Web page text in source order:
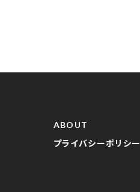
ABOUT
プライバシーポリシー